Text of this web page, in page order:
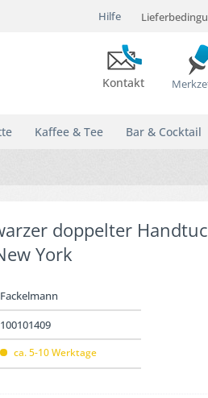
Hilfe
Kontakt
Kaffee & Tee Bar & Cocktail
doppelter
York
Fackelmann
100101409
ca. 5-10 Werktage